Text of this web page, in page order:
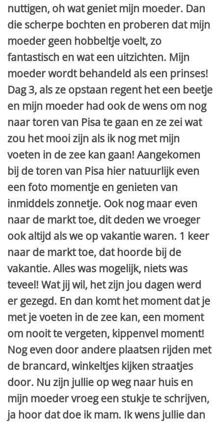
nuttigen, oh wat geniet mijn moeder. Dan
die scherpe bochten en proberen dat mijn
moeder geen hobbeltje voelt, zo
fantastisch en wat een uitzichten. Mijn
moeder wordt behandeld als een prinses!
Dag 3, als ze opstaan regent het een beetje
en mijn moeder had ook de wens om nog
naar toren van Pisa te gaan en ze zei wat
zou het mooi zijn als ik nog met mijn
voeten in de zee kan gaan! Aangekomen
bij de toren van Pisa hier natuurlijk even
een foto momentje en genieten van
inmiddels zonnetje. Ook nog maar even
naar de markt toe, dit deden we vroeger
ook altijd als we op vakantie waren. 1 keer
naar de markt toe, dat hoorde bij de
vakantie. Alles was mogelijk, niets was
teveel! Wat jij wil, het zijn jou dagen werd
er gezegd. En dan komt het moment dat je
met je voeten in de zee kan, een moment
om nooit te vergeten, kippenvel moment!
Nog even door andere plaatsen rijden met
de brancard, winkeltjes kijken straatjes
door. Nu zijn jullie op weg naar huis en
mijn moeder vroeg een stukje te schrijven,
ja hoor dat doe ik mam. Ik wens jullie dan